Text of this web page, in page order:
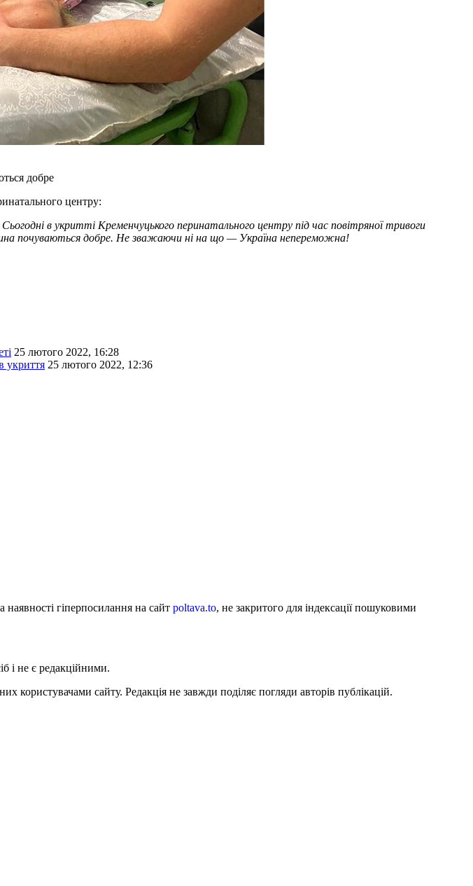
добре
центру:
в укритті Кременчуцького перинатального центру під час повітряної тривоги
почуваються добре. Не зважаючи ні на що — Україна непереможна!
25 лютого 2022, 16:28
укриття 25 лютого 2022, 12:36
гіперпосилання на сайт poltava.to, не закритого для індексації пошуковими
і не є редакційними.
користувачами сайту. Редакція не завжди поділяє погляди авторів публікацій.